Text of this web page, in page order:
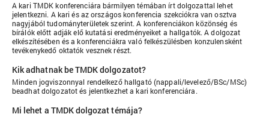
A kari TMDK konferenciára bármilyen témában írt dolgozattal lehet
jelentkezni. A kari és az országos konferencia szekciókra van osztva
nagyjából tudományterületek szerint. A konferenciákon közönség és
bírálók előtt adják elő kutatási eredményeiket a hallgatók. A dolgozat
elkészítésében és a konferenciákra való felkészülésben konzulensként
tevékenykedő oktatók vesznek részt.
Kik adhatnak be TMDK dolgozatot?
Minden jogviszonnyal rendelkező hallgató (nappali/levelező/BSc/MSc)
beadhat dolgozatot és jelentkezhet a kari konferenciára.
Mi lehet a TMDK dolgozat témája?